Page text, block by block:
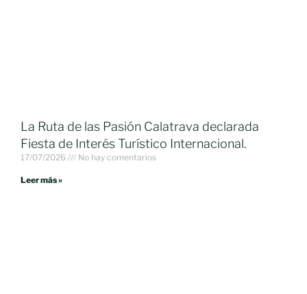
La Ruta de las Pasión Calatrava declarada
Fiesta de Interés Turístico Internacional.
17/07/2026 No hay comentarios
Leer más »